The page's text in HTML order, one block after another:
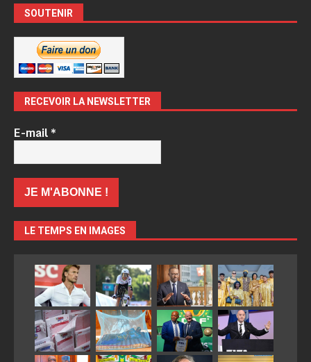
SOUTENIR
RECEVOIR LA NEWSLETTER
E-mail*
LE TEMPS EN IMAGES